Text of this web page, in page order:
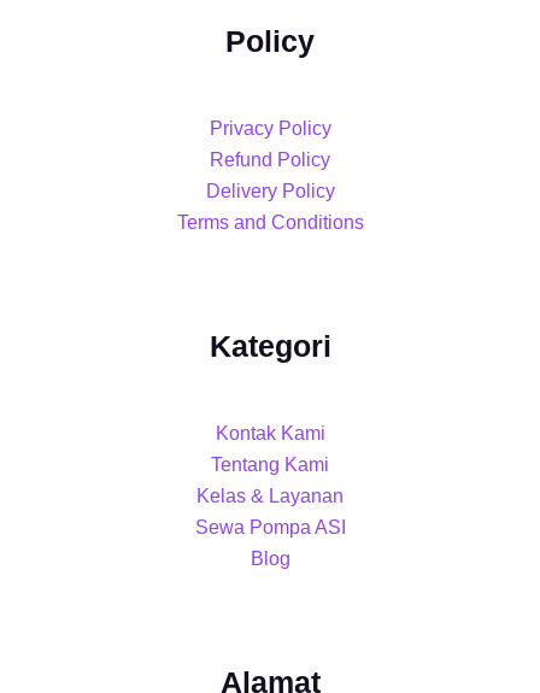
Policy
Privacy Policy
Refund Policy
Delivery Policy
Terms and Conditions
Kategori
Kontak Kami
Tentang Kami
Kelas & Layanan
Sewa Pompa ASI
Blog
Alamat